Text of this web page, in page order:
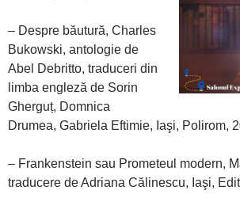
– Despre băutură, Charles
Bukowski, antologie de
Abel Debritto, traduceri din
limba engleză de Sorin
Gherguț, Domnica
Drumea, Gabriela Eftimie, Iaşi, Polirom,
– Frankenstein sau Prometeul modern,
traducere de Adriana Călinescu, Iaşi,